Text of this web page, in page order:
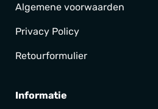
Algemene voorwaarden
Privacy Policy
Retourformulier
Informatie